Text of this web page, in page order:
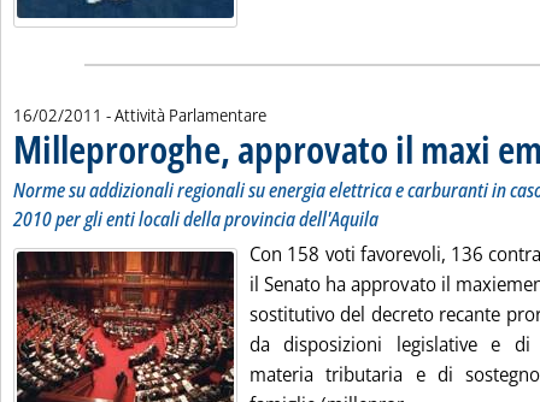
16/02/2011 - Attività Parlamentare
Milleproroghe, approvato il maxi
Norme su addizionali regionali su energia elettrica e carburanti in
2010 per gli enti locali della provincia dell'Aquila
Con 158 voti favorevoli, 136
il Senato ha approvato il
sostitutivo del decreto recante
da disposizioni legislative e
materia tributaria e di